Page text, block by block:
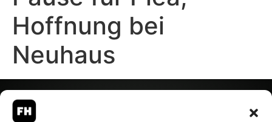
Hoffnung bei
Neuhaus